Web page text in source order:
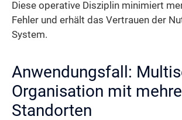
Diese operative Disziplin minimiert
Fehler und erhält das Vertrauen der
System.
Anwendungsfall:
Organisation mit
Standorten